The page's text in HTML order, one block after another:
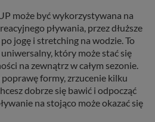
może być wykorzystywana na
pływania, przez dłuższe
jogę i stretching na wodzie. To
który może stać się
na zewnątrz w całym sezonie.
poprawę formy, zrzucenie kilku
dobrze się bawić i odpocząć
na stojąco może okazać się